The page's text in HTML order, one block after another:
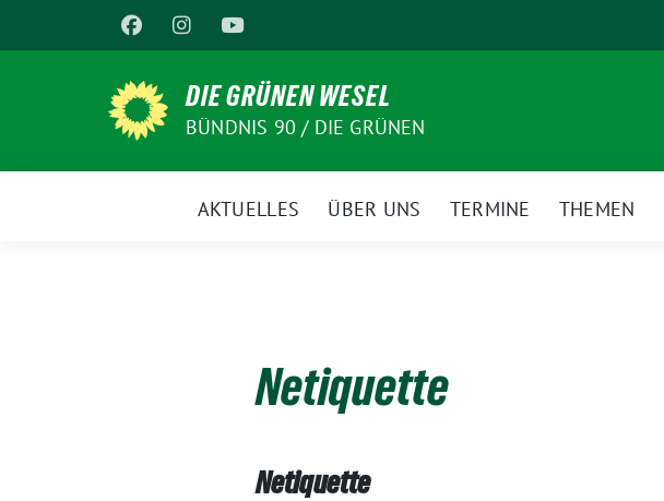
zum
DIE GRÜNEN WESEL
BÜNDNIS 90 / DIE GRÜNEN
AKTUELLES ÜBER UNS TERMINE THEMEN
Netiquette
Netiquette